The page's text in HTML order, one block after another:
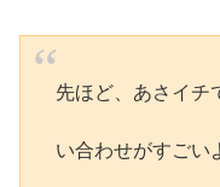
先ほど、あさイチ
い合わせがすごい